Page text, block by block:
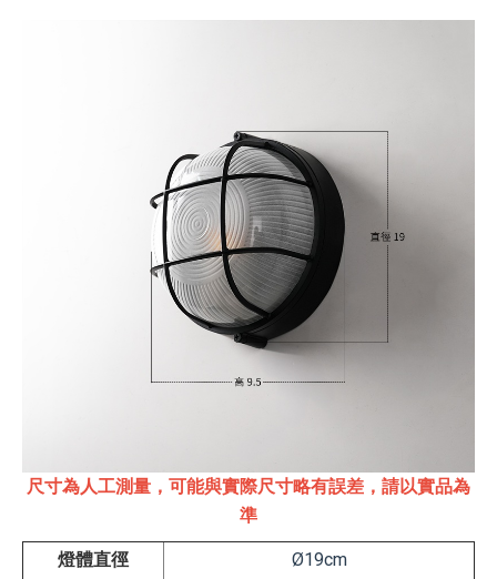
尺寸為人工測量，可能與實際尺寸略有誤差，請以實品為
準
燈體直徑 Ø19cm